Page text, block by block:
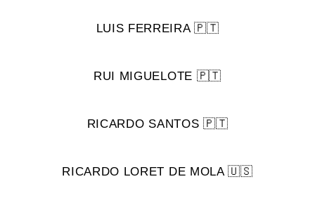
LUIS FERREIRA 🇵🇹
RUI MIGUELOTE 🇵🇹
RICARDO SANTOS 🇵🇹
RICARDO LORET DE MOLA 🇺🇸